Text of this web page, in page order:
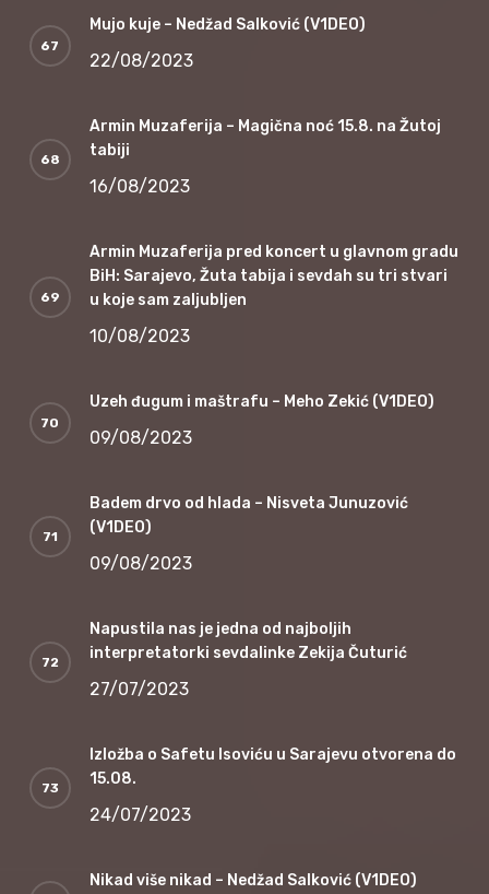
Mujo kuje – Nedžad Salković (V1DEO)
22/08/2023
Armin Muzaferija – Magična noć 15.8. na Žutoj
tabiji
16/08/2023
Armin Muzaferija pred koncert u glavnom gradu
BiH: Sarajevo, Žuta tabija i sevdah su tri stvari
u koje sam zaljubljen
10/08/2023
Uzeh đugum i maštrafu – Meho Zekić (V1DEO)
09/08/2023
Badem drvo od hlada – Nisveta Junuzović
(V1DEO)
09/08/2023
Napustila nas je jedna od najboljih
interpretatorki sevdalinke Zekija Čuturić
27/07/2023
Izložba o Safetu Isoviću u Sarajevu otvorena do
15.08.
24/07/2023
Nikad više nikad – Nedžad Salković (V1DEO)